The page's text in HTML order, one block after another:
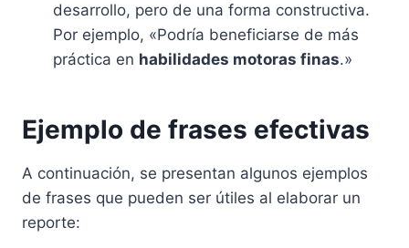
desarrollo, pero de una forma constructiva.
Por ejemplo, «Podría beneficiarse de más
práctica en habilidades motoras finas.»
Ejemplo de frases efectivas
A continuación, se presentan algunos ejemplos
de frases que pueden ser útiles al elaborar un
reporte: